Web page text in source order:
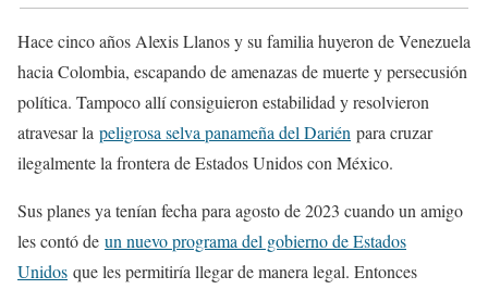
Hace cinco años Alexis Llanos y su familia huyeron de Venezuela
hacia Colombia, escapando de amenazas de muerte y persecusión
política. Tampoco allí consiguieron estabilidad y resolvieron
atravesar la peligrosa selva panameña del Darién para cruzar
ilegalmente la frontera de Estados Unidos con México.
Sus planes ya tenían fecha para agosto de 2023 cuando un amigo
les contó de un nuevo programa del gobierno de Estados
Unidos que les permitiría llegar de manera legal. Entonces